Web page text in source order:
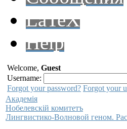
LaTeX
Help
Welcome, Guest
Username:
Forgot your password? Forgot your
Академiя
Нобелевскiй комитетъ
Лингвистико-Волновой геном.